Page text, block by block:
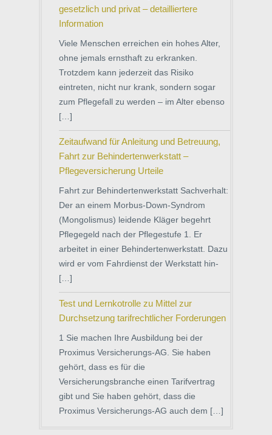
gesetzlich und privat – detailliertere
Information
Viele Menschen erreichen ein hohes Alter,
ohne jemals ernsthaft zu erkranken.
Trotzdem kann jederzeit das Risiko
eintreten, nicht nur krank, sondern sogar
zum Pflegefall zu werden – im Alter ebenso
[…]
Zeitaufwand für Anleitung und Betreuung,
Fahrt zur Behindertenwerkstatt –
Pflegeversicherung Urteile
Fahrt zur Behindertenwerkstatt Sachverhalt:
Der an einem Morbus-Down-Syndrom
(Mongolismus) leidende Kläger begehrt
Pflegegeld nach der Pflegestufe 1. Er
arbeitet in einer Behindertenwerkstatt. Dazu
wird er vom Fahrdienst der Werkstatt hin-
[…]
Test und Lernkotrolle zu Mittel zur
Durchsetzung tarifrechtlicher Forderungen
1 Sie machen Ihre Ausbildung bei der
Proximus Versicherungs-AG. Sie haben
gehört, dass es für die
Versicherungsbranche einen Tarifvertrag
gibt und Sie haben gehört, dass die
Proximus Versicherungs-AG auch dem […]